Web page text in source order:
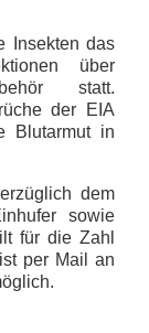
Insekten das
über
statt.
der EIA
Blutarmut in
dem
sowie
für die Zahl
per Mail an